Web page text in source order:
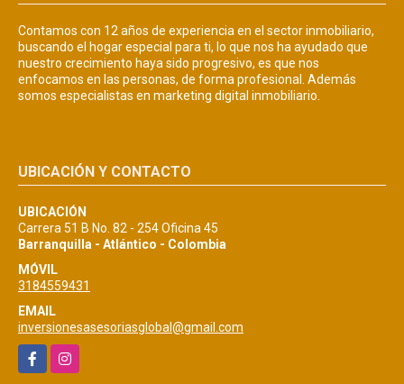
Contamos con 12 años de experiencia en el sector inmobiliario,
buscando el hogar especial para ti, lo que nos ha ayudado que
nuestro crecimiento haya sido progresivo, es que nos
enfocamos en las personas, de forma profesional. Además
somos especialistas en marketing digital inmobiliario.
UBICACIÓN Y CONTACTO
UBICACIÓN
Carrera 51 B No. 82 - 254 Oficina 45
Barranquilla - Atlántico - Colombia
MÓVIL
3184559431
EMAIL
inversionesasesoriasglobal@gmail.com
FacebookInstagram